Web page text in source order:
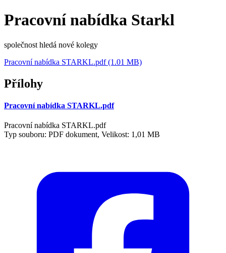
Pracovní nabídka Starkl
společnost hledá nové kolegy
Pracovní nabídka STARKL.pdf (1.01 MB)
Přílohy
Pracovní nabídka STARKL.pdf
Pracovní nabídka STARKL.pdf
Typ souboru: PDF dokument, Velikost: 1,01 MB